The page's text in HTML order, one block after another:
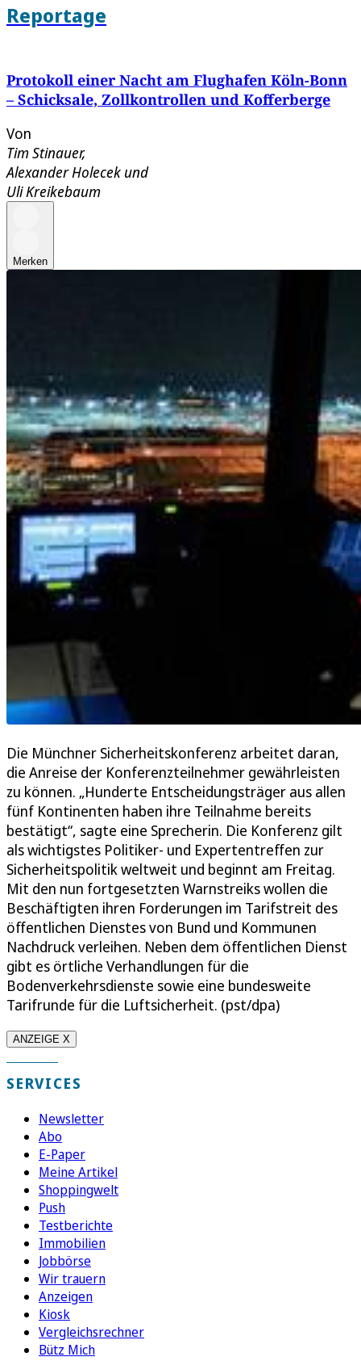
Reportage
Protokoll einer Nacht am Flughafen Köln-Bonn
– Schicksale, Zollkontrollen und Kofferberge
Von
Tim Stinauer,
Alexander Holecek und
Uli Kreikebaum
Merken
Die Münchner Sicherheitskonferenz arbeitet daran,
die Anreise der Konferenzteilnehmer gewährleisten
zu können. „Hunderte Entscheidungsträger aus allen
fünf Kontinenten haben ihre Teilnahme bereits
bestätigt“, sagte eine Sprecherin. Die Konferenz gilt
als wichtigstes Politiker- und Expertentreffen zur
Sicherheitspolitik weltweit und beginnt am Freitag.
Mit den nun fortgesetzten Warnstreiks wollen die
Beschäftigten ihren Forderungen im Tarifstreit des
öffentlichen Dienstes von Bund und Kommunen
Nachdruck verleihen. Neben dem öffentlichen Dienst
gibt es örtliche Verhandlungen für die
Bodenverkehrsdienste sowie eine bundesweite
Tarifrunde für die Luftsicherheit. (pst/dpa)
ANZEIGE X
SERVICES
Newsletter
Abo
E-Paper
Meine Artikel
Shoppingwelt
Push
Testberichte
Immobilien
Jobbörse
Wir trauern
Anzeigen
Kiosk
Vergleichsrechner
Bütz Mich